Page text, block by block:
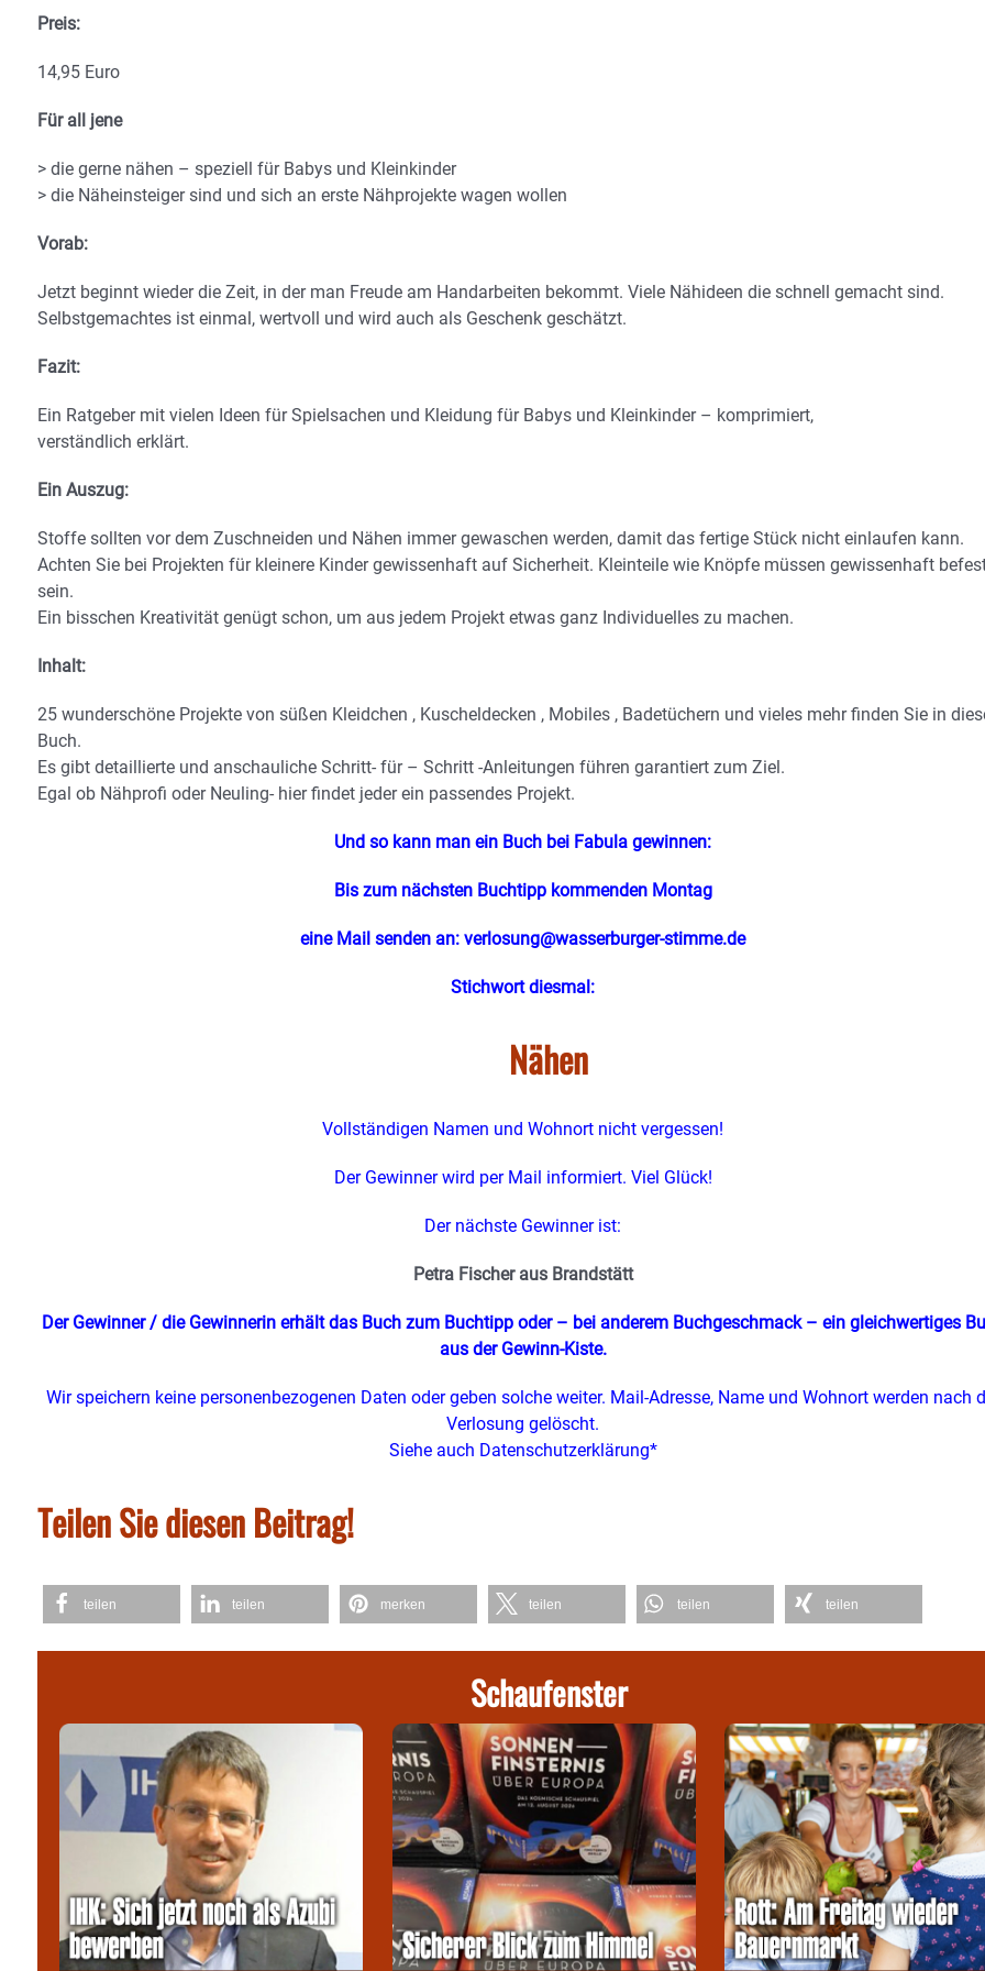
Preis:
14,95 Euro
Für all jene
> die gerne nähen – speziell für Babys und Kleinkinder
> die Näheinsteiger sind und sich an erste Nähprojekte wagen wollen
Vorab:
Jetzt beginnt wieder die Zeit, in der man Freude am Handarbeiten bekommt. Viele Nähideen die schnell gemacht sind.
Selbstgemachtes ist einmal, wertvoll und wird auch als Geschenk geschätzt.
Fazit:
Ein Ratgeber mit vielen Ideen für Spielsachen und Kleidung für Babys und Kleinkinder – komprimiert,
verständlich erklärt.
Ein Auszug:
Stoffe sollten vor dem Zuschneiden und Nähen immer gewaschen werden, damit das fertige Stück nicht einlaufen kann.
Achten Sie bei Projekten für kleinere Kinder gewissenhaft auf Sicherheit. Kleinteile wie Knöpfe müssen gewissenhaft
sein.
Ein bisschen Kreativität genügt schon, um aus jedem Projekt etwas ganz Individuelles zu machen.
Inhalt:
25 wunderschöne Projekte von süßen Kleidchen , Kuscheldecken , Mobiles , Badetüchern und vieles mehr finden Sie in
Buch.
Es gibt detaillierte und anschauliche Schritt- für – Schritt -Anleitungen führen garantiert zum Ziel.
Egal ob Nähprofi oder Neuling- hier findet jeder ein passendes Projekt.
Und so kann man ein Buch bei Fabula gewinnen:
Bis zum nächsten Buchtipp kommenden Montag
eine Mail senden an:verlosung@wasserburger-stimme.de
Stichwort diesmal:
Nähen
Vollständigen Namen und Wohnort nicht vergessen!
Der Gewinner wird per Mail informiert. Viel Glück!
Der nächste Gewinner ist:
Petra Fischer aus Brandstätt
Der Gewinner / die Gewinnerin erhält das Buch zum Buchtipp oder – bei anderem Buchgeschmack – ein gleichwertiges
aus der Gewinn-Kiste.
Wir speichern keine personenbezogenen Daten oder geben solche weiter. Mail-Adresse, Name und Wohnort werden nach
Verlosung gelöscht.
Siehe auch Datenschutzerklärung*
Teilen Sie diesen Beitrag!
teilen teilen merken teilen teilen teilen
Schaufenster